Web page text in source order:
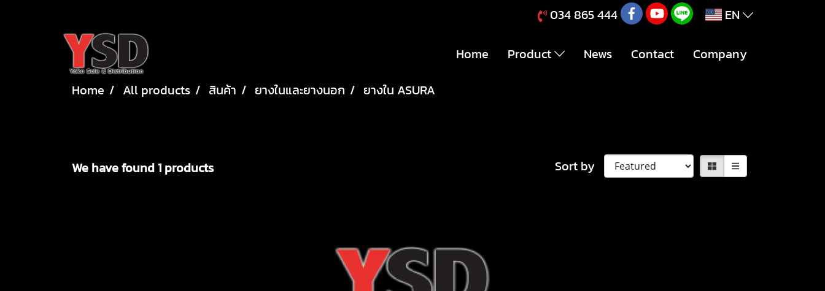
034 865 444 EN
Home Product News Contact
Company
Home
All products สินค้า ยางในและยางนอก ยางใน ASURA
We have found 1 products Sort by